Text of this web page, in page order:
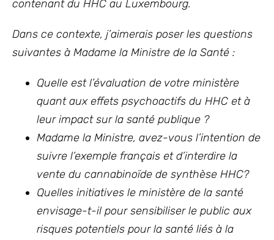
contenant du HHC au Luxembourg.
Dans ce contexte, j’aimerais poser les questions
suivantes à Madame la Ministre de la Santé :
Quelle est l’évaluation de votre ministère
quant aux effets psychoactifs du HHC et à
leur impact sur la santé publique ?
Madame la Ministre, avez-vous l’intention de
suivre l’exemple français et d’interdire la
vente du cannabinoïde de synthèse HHC?
Quelles initiatives le ministère de la santé
envisage-t-il pour sensibiliser le public aux
risques potentiels pour la santé liés à la